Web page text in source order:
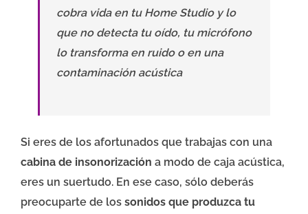
cobra vida en tu Home Studio y lo
que no detecta tu oído, tu micrófono
lo transforma en ruido o en una
contaminación acústica
Si eres de los afortunados que trabajas con una
cabina de insonorización a modo de caja acústica,
eres un suertudo. En ese caso, sólo deberás
preocuparte de los sonidos que produzca tu